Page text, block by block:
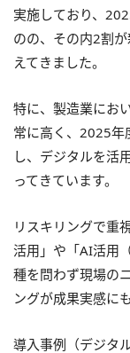
実施しており、
のの、その内2割
えてきました。
特に、製造業にお
常に高く、2025年
し、デジタルを活
ってきています。
リスキリングで重
活用」や「AI活用
種を問わず現場の
ングが成果実感に
導入事例（デジタ